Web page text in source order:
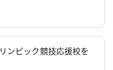
ピック競技応援校を